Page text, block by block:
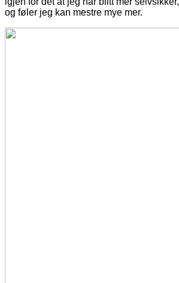
og føler jeg kan mestre mye mer.